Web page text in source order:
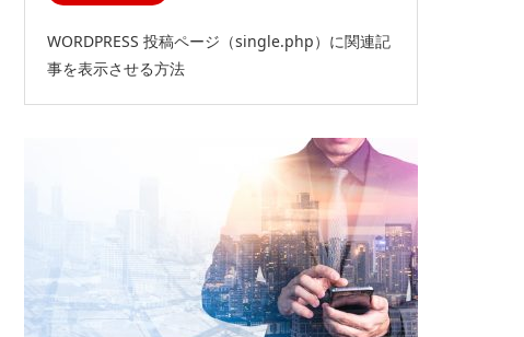
WORDPRESS 投稿ページ（single.php）に関連記
事を表示させる方法